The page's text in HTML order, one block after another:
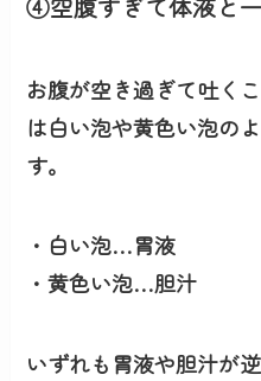
お腹が空き過ぎて吐く
は白い泡や黄色い泡の
す。
・白い泡…胃液
・黄色い泡…胆汁
いずれも胃液や胆汁が